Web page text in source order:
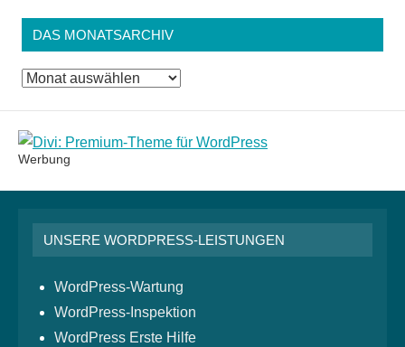
DAS MONATSARCHIV
Das
Werbung
UNSERE WORDPRESS-LEISTUNGEN
WordPress-Wartung
WordPress-Inspektion
WordPress Erste Hilfe